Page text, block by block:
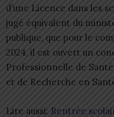
d’une Licence dans les
jugé équivalent du
publique, que pour le
2024, il est ouvert un
Professionnelle de
et de Recherche en
Lire aussi: Rentrée